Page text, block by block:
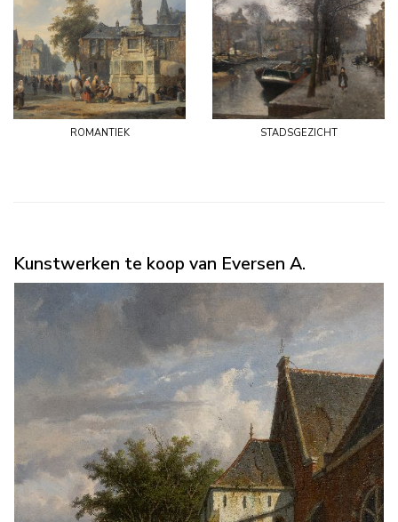
romantiek stadsgezicht
Kunstwerken te koop van Eversen A.